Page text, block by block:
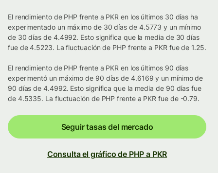
El rendimiento de PHP frente a PKR en los últimos 30 días ha
experimentado un máximo de 30 días de 4.5773 y un mínimo
de 30 días de 4.4992. Esto significa que la media de 30 días
fue de 4.5223. La fluctuación de PHP frente a PKR fue de 1.25.
El rendimiento de PHP frente a PKR en los últimos 90 días
experimentó un máximo de 90 días de 4.6169 y un mínimo de
90 días de 4.4992. Esto significa que la media de 90 días fue
de 4.5335. La fluctuación de PHP frente a PKR fue de -0.79.
Seguir tasas del mercado
Consulta el gráfico de PHP a PKR